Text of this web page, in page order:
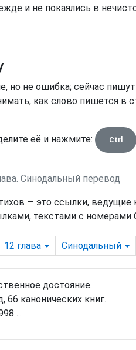
и не покаялись в
но не ошибка; сейчас
как слово пишется в
её и нажмите: Ctrl
Синодальный перевод
— это ссылки, ведущие
текстами с номерами
12 глава Синодальный
достояние.
66 канонических книг.
...